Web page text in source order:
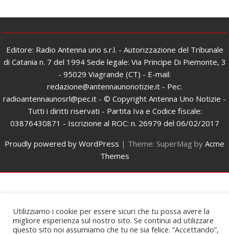
Editore: Radio Antenna uno s.r.l. - Autorizzazione del Tribunale
di Catania n. 7 del 1994 Sede legale: Via Principe Di Piemonte, 3
- 95029 Viagrande (CT) - E-mail:
redazione@antennaunonotizie.it - Pec:
radioantennaunosrl@pec.it - © Copyright Antenna Uno Notizie -
Tutti i diritti riservati - Partita Iva e Codice fiscale:
03876430871 - Iscrizione al ROC: n. 26979 del 06/02/2017
Proudly powered by WordPress | Theme: SuperMag by Acme
Themes
Utilizziamo i cookie per essere sicuri che tu possa avere la
migliore esperienza sul nostro sito. Se continui ad utilizzare
questo sito noi assumiamo che tu ne sia felice. “Accettando”,